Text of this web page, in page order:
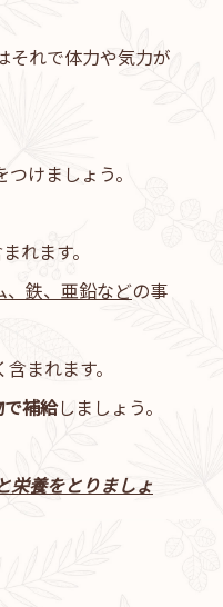
それで体力や気力が
けましょう。
れます。
、鉄、亜鉛などの事
含まれます。
補給しましょう。
栄養をとりましょ